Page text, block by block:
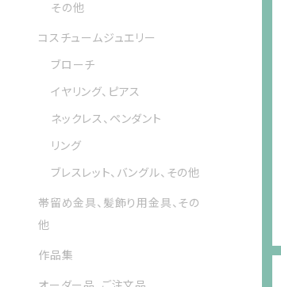
その他
コスチュームジュエリー
ブローチ
イヤリング、ピアス
ネックレス、ペンダント
リング
ブレスレット、バングル、その他
帯留め金具、髪飾り用金具、その
他
作品集